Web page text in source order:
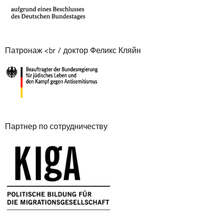
Патронаж <br / доктор Феликс Кляйн
Партнер по сотрудничеству